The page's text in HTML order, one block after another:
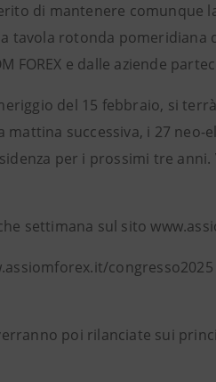
di mantenere comunque
tavola rotonda pomeridiana
FOREX e dalle aziende
del 15 febbraio, si
successiva, i 27 neo-
per i prossimi tre
settimana sul sito
poi rilanciate sui